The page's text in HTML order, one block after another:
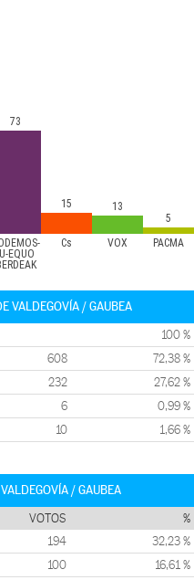
IU-EQUO
Cs VOX PACMA
73
15
13
5
VALDEGOVÍA / GAUBEA
100 %
608 72,38 %
232 27,62 %
6 0,99 %
10 1,66 %
/ GAUBEA
VOTOS %
194 32,23 %
100 16,61 %